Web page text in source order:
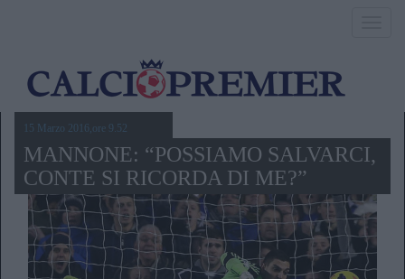
15 Marzo 2016,ore 9.52
MANNONE: “POSSIAMO SALVARCI,
CONTE SI RICORDA DI ME?”